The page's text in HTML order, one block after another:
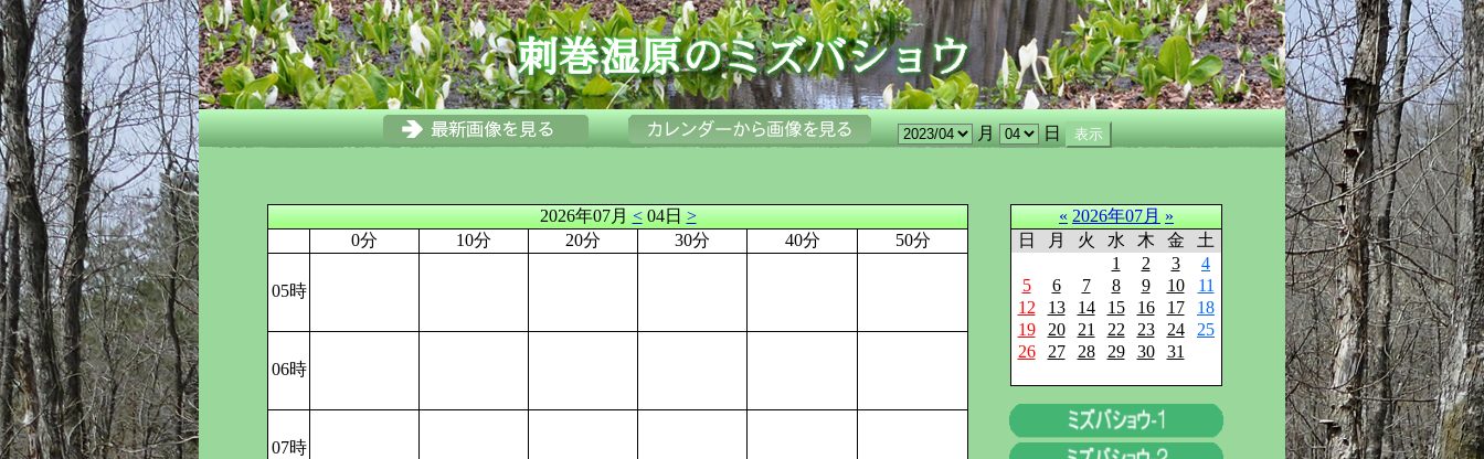
月 日
2026年07月<04日>
0分
10分 20分 30分 40分 50分
05時
06時
07時
« 2026年07月 »
日
月 火 水 木 金
土
1
2 3
4
5
6 7 8 9 10
11
12
13 14 15 16 17
18
19
20 21 22 23 24
25
26
27 28 29 30 31